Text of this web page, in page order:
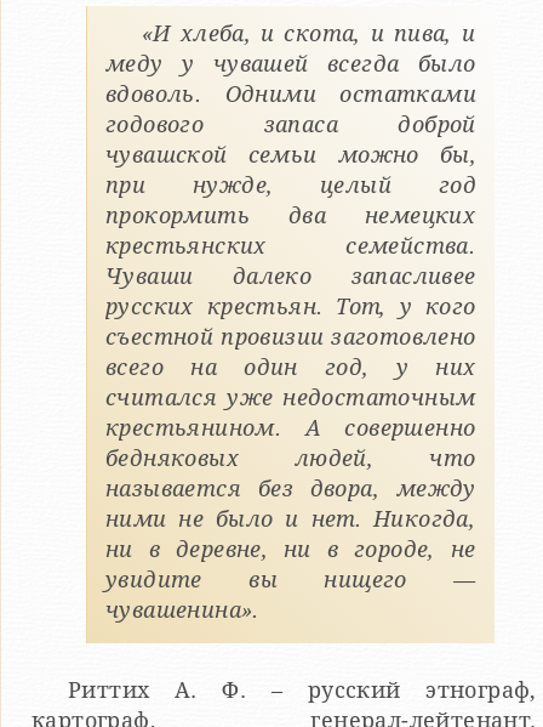
«И хлеба, и скота, и пива, и
меду у чувашей всегда было
вдоволь. Одними остатками
годового запаса доброй
чувашской семьи можно бы,
при нужде, целый год
прокормить два немецких
крестьянских семейства.
Чуваши далеко запасливее
русских крестьян. Тот, у кого
съестной провизии заготовлено
всего на один год, у них
считался уже недостаточным
крестьянином. А совершенно
бедняковых людей, что
называется без двора, между
ними не было и нет. Никогда,
ни в деревне, ни в городе, не
увидите вы нищего —
чувашенина».
Риттих А. Ф. – русский этнограф,
картограф, генерал-лейтенант.